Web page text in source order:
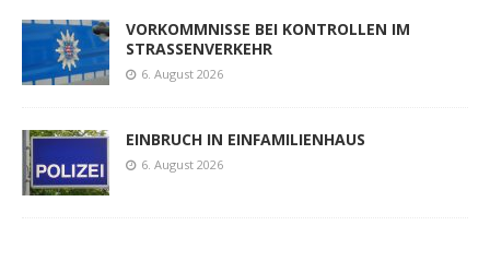
VORKOMMNISSE BEI KONTROLLEN IM
STRASSENVERKEHR
6. August 2026
EINBRUCH IN EINFAMILIENHAUS
6. August 2026